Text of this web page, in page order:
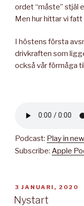
ordet “måste” stjäl
Men hur hittar vi fatt
I höstens första
drivkraften som
också vår förmåga
Podcast: Play in
Subscribe: Apple
PUBLICERAT
3 JANUARI, 2020
Nystart